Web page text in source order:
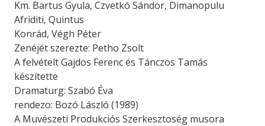
Km. Bartus Gyula, Czvetkó Sándor, Dimanopulu
Afriditi, Quintus
Konrád, Végh Péter
Zenéjét szerezte: Petho Zsolt
A felvételt Gajdos Ferenc és Tánczos Tamás
készítette
Dramaturg: Szabó Éva
rendezo: Bozó László (1989)
A Muvészeti Produkciós Szerkesztoség musora